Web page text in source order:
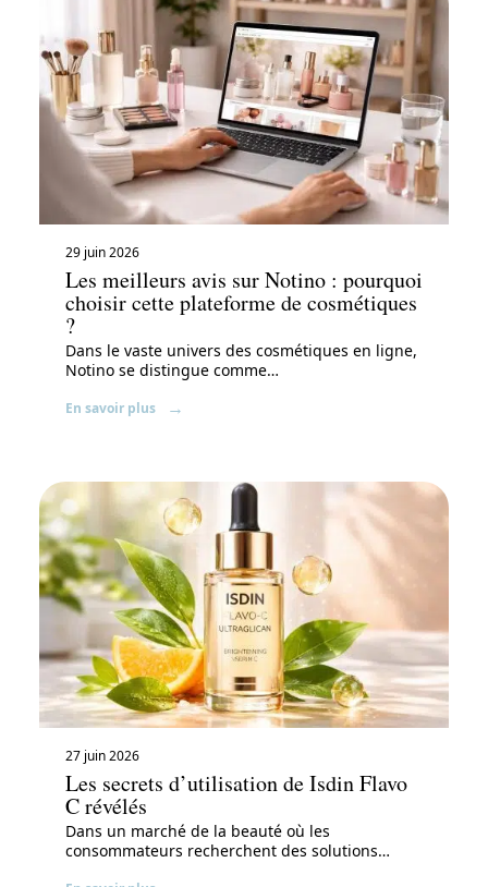
29 juin 2026
Les meilleurs avis sur Notino : pourquoi
choisir cette plateforme de cosmétiques
?
Dans le vaste univers des cosmétiques en ligne,
Notino se distingue comme…
En savoir plus
27 juin 2026
Les secrets d’utilisation de Isdin Flavo
C révélés
Dans un marché de la beauté où les
consommateurs recherchent des solutions…